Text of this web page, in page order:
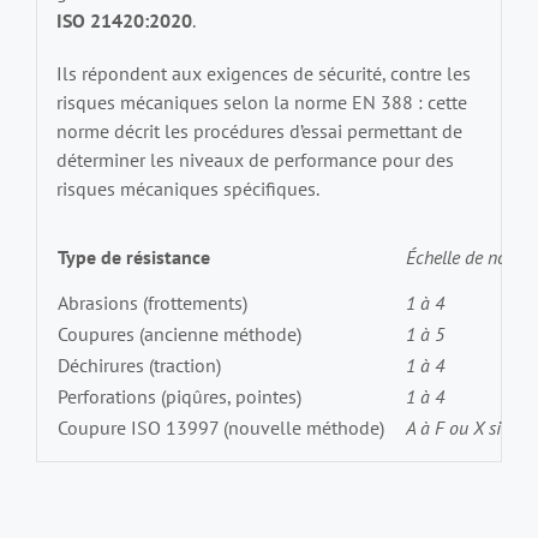
ISO 21420:2020.
Ils répondent aux exigences de sécurité, contre les
risques mécaniques selon la norme EN 388 : cette
norme décrit les procédures d’essai permettant de
déterminer les niveaux de performance pour des
risques mécaniques spécifiques.
Type de résistance
Échelle de
Abrasions (frottements)
1 à 4
Coupures (ancienne méthode)
1 à 5
Déchirures (traction)
1 à 4
Perforations (piqûres, pointes)
1 à 4
Coupure ISO 13997 (nouvelle méthode)
A à F ou X si